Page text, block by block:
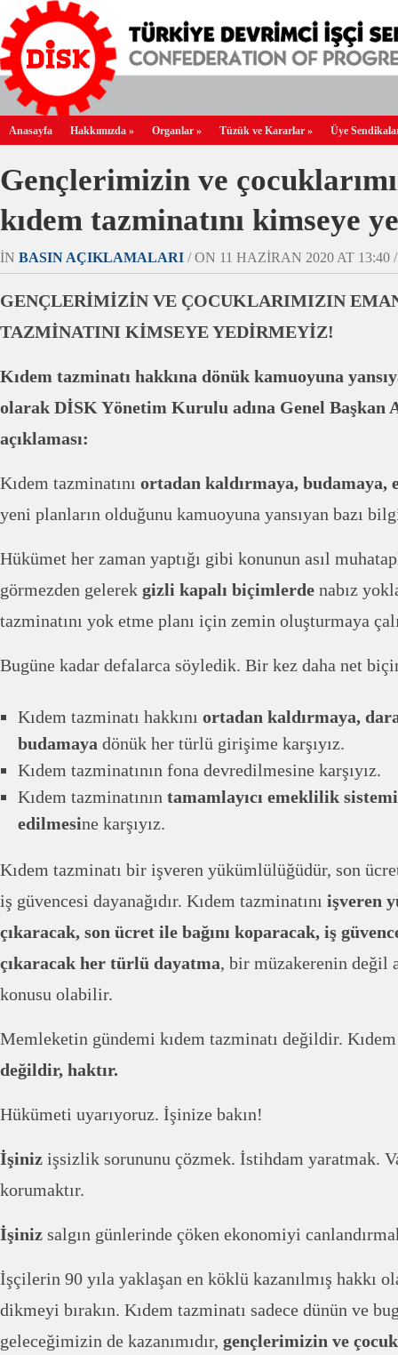
Anasayfa Hakkımızda » Organlar » Tüzük ve Kararlar » Üye
Gençlerimizin ve
kıdem tazminatını kimseye
IN BASIN AÇIKLAMALARI / ON 11 HAZIRAN 2020 AT 13:40 /
GENÇLERİMİZİN VE ÇOCUKLARIMIZIN
TAZMİNATINI KİMSEYE YEDİRMEYİZ!
Kıdem tazminatı hakkına dönük kamuoyuna
olarak DİSK Yönetim Kurulu adına Genel Başkan
açıklaması:
Kıdem tazminatını ortadan kaldırmaya, budamaya,
yeni planların olduğunu kamuoyuna yansıyan bazı
Hükümet her zaman yaptığı gibi konunun asıl
görmezden gelerek gizli kapalı biçimlerde nabız
tazminatını yok etme planı için zemin oluşturmaya
Bugüne kadar defalarca söyledik. Bir kez daha net
Kıdem tazminatı hakkını ortadan kaldırmaya,
budamaya dönük her türlü girişime karşıyız.
Kıdem tazminatının fona devredilmesine karşıyız.
Kıdem tazminatının tamamlayıcı emeklilik
edilmesine karşıyız.
Kıdem tazminatı bir işveren yükümlülüğüdür, son
iş güvencesi dayanağıdır. Kıdem tazminatını işveren
çıkaracak, son ücret ile bağını koparacak, iş
çıkaracak her türlü dayatma, bir müzakerenin değil
konusu olabilir.
Memleketin gündemi kıdem tazminatı değildir.
değildir, haktır.
Hükümeti uyarıyoruz. İşinize bakın!
İşiniz işsizlik sorununu çözmek. İstihdam yaratmak.
korumaktır.
İşiniz salgın günlerinde çöken ekonomiyi
İşçilerin 90 yıla yaklaşan en köklü kazanılmış hakkı
dikmeyi bırakın. Kıdem tazminatı sadece dünün ve
geleceğimizin de kazanımıdır, gençlerimizin ve